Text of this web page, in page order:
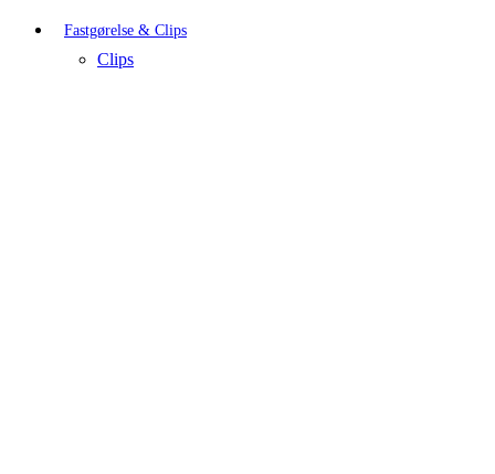
Fastgørelse & Clips
Clips